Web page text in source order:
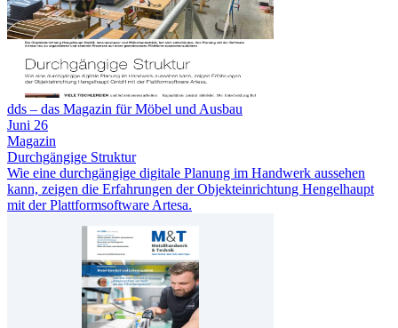
dds – das Magazin für Möbel und Ausbau
Juni 26
Magazin
Durchgängige Struktur
Wie eine durchgängige digitale Planung im Handwerk aussehen
kann, zeigen die Erfahrungen der Objekteinrichtung Hengelhaupt
mit der Plattformsoftware Artesa.